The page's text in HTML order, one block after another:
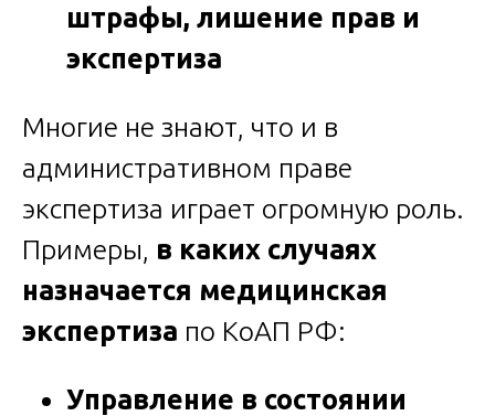
штрафы, лишение прав и
экспертиза
Многие не знают, что и в
административном праве
экспертиза играет огромную роль.
Примеры, в каких случаях
назначается медицинская
экспертиза по КоАП РФ:
Управление в состоянии